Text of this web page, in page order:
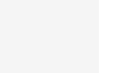
(Berhadiahhh!!!)
Didik Baru Tahun
SMP DAN DT